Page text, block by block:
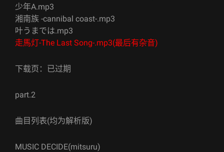
少年A.mp3
湘南族 -cannibal coast-.mp3
叶うまでは.mp3
走馬灯-The Last Song-.mp3(最后有杂音)
下载页：已过期
part.2
曲目列表(均为解析版)
MUSIC DECIDE(mitsuru)